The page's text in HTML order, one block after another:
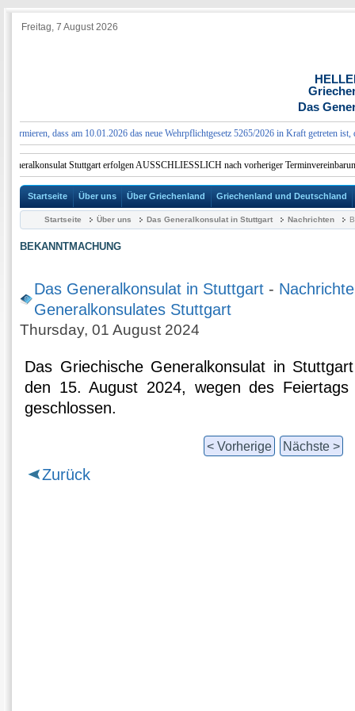
Freitag, 7 August 2026
Das
dass am 10.01.2026 das neue Wehrpflichtgesetz 5265/2026 in Kraft getreten ist,
Stuttgart erfolgen AUSSCHLIESSLICH nach vorheriger Terminvereinbarung.
Startseite Über uns Über Griechenland Griechenland und Deutschland
Startseite Über uns Das Generalkonsulat in Stuttgart Nachrichten
BEKANNTMACHUNG
Das Generalkonsulat in Stuttgart -
Generalkonsulates Stuttgart
Thursday, 01 August 2024
Das Griechische Generalkonsulat in
den 15. August 2024, wegen des
geschlossen.
< Vorherige Nächste >
Zurück